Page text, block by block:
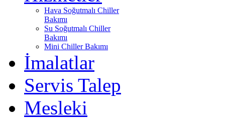
Hava Soğutmalı Chiller
Bakımı
Su Soğutmalı Chiller
Bakımı
Mini Chiller Bakımı
İmalatlar
Servis Talep
Mesleki